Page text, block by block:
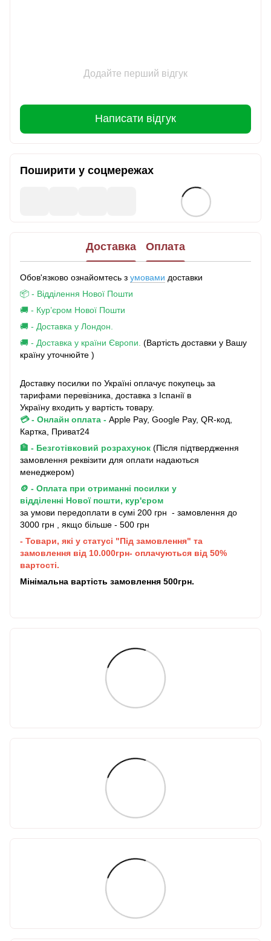
Додайте перший відгук
Написати відгук
Поширити у соцмережах
Доставка Оплата
Обов'язково ознайомтесь з умовами доставки
📦 - Відділення Нової Пошти
🚚 - Кур’єром Нової Пошти
🚚 - Доставка у Лондон.
🚚 - Доставка у країни Європи. (Вартість доставки у Вашу
країну уточнюйте )
Доставку посилки по Україні оплачує покупець за
тарифами перевізника, доставка з Іспанії в
Україну входить у вартість товару.
💳 - Онлайн оплата - Apple Pay, Google Pay, QR-код,
Картка, Приват24
🏦 - Безготівковий розрахунок (Після підтвердження
замовлення реквізити для оплати надаються
менеджером)
🪙 - Оплата при отриманні посилки у
відділенні Нової пошти, кур'єром
за умови передоплати в сумі 200 грн - замовлення до
3000 грн , якщо більше - 500 грн
- Товари, які у статусі "Під замовлення" та
замовлення від 10.000грн- оплачуються від 50%
вартості.
Мінімальна вартість замовлення 500грн.